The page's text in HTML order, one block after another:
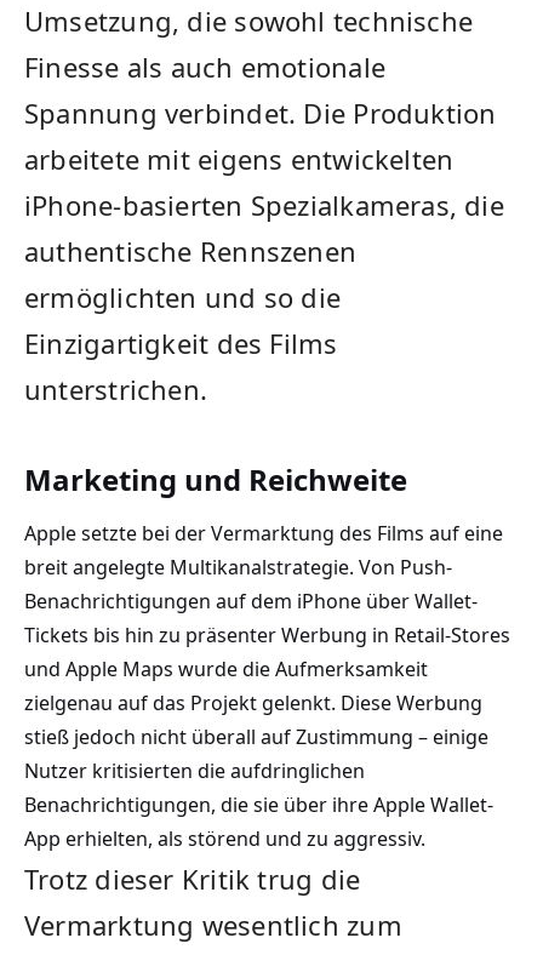
Umsetzung, die sowohl technische
Finesse als auch emotionale
Spannung verbindet. Die Produktion
arbeitete mit eigens entwickelten
iPhone-basierten Spezialkameras, die
authentische Rennszenen
ermöglichten und so die
Einzigartigkeit des Films
unterstrichen.
Marketing und Reichweite
Apple setzte bei der Vermarktung des Films auf eine
breit angelegte Multikanalstrategie. Von Push-
Benachrichtigungen auf dem iPhone über Wallet-
Tickets bis hin zu präsenter Werbung in Retail-Stores
und Apple Maps wurde die Aufmerksamkeit
zielgenau auf das Projekt gelenkt. Diese Werbung
stieß jedoch nicht überall auf Zustimmung – einige
Nutzer kritisierten die aufdringlichen
Benachrichtigungen, die sie über ihre Apple Wallet-
App erhielten, als störend und zu aggressiv.
Trotz dieser Kritik trug die
Vermarktung wesentlich zum